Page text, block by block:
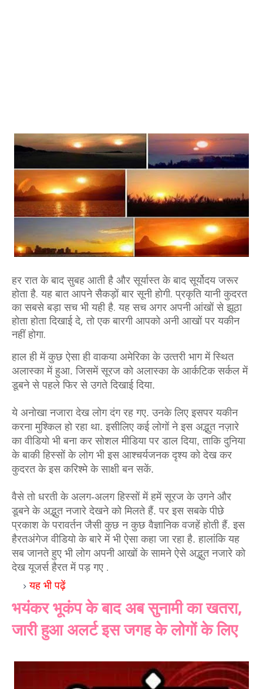
हर रात के बाद सुबह आती है और सूर्यास्‍त के बाद सूर्योदय जरूर
होता है. यह बात आपने सैकड़ों बार सूनी होगी. प्रकृति यानी कुदरत
का सबसे बड़ा सच भी यही है. यह सच अगर अपनी आंखों से झूठा
होता होता दिखाई दे, तो एक बारगी आपको अनी आखों पर यकीन
नहीं होगा.
हाल ही में कुछ ऐसा ही वाकया अमेरिका के उत्‍तरी भाग में स्थित
अलास्‍का में हुआ. जिसमें सूरज को अलास्का के आर्कटिक सर्कल में
डूबने से पहले फिर से उगते दिखाई दिया.
ये अनोखा नजारा देख लोग दंग रह गए. उनके लिए इसपर यकीन
करना मुश्किल हो रहा था. इसीलिए कई लोगों ने इस अद्भुत नज़ारे
का वीडियो भी बना कर सोशल मीडिया पर डाल दिया, ताकि दुनिया
के बाकी हिस्‍सों के लोग भी इस आश्‍चर्यजनक दृश्‍य को देख कर
कुदरत के इस करिश्‍मे के साक्षी बन सकें.
वैसे तो धरती के अलग-अलग हिस्सों में हमें सूरज के उगने और
डूबने के अद्भुत नजारे देखने को मिलते हैं. पर इस सबके पीछे
प्रकाश के परावर्तन जैसी कुछ न कुछ वैज्ञानिक वजहें होती हैं. इस
हैरतअंगेज वीडियो के बारे में भी ऐसा कहा जा रहा है. हालांकि यह
सब जानते हुए भी लोग अपनी आखों के सामने ऐसे अद्भुत नजारे को
देख यूजर्स हैरत में पड़ गए .
यह भी पढ़ें
भयंकर भूकंप के बाद अब सुनामी का खतरा,
जारी हुआ अलर्ट इस जगह के लोगों के लिए